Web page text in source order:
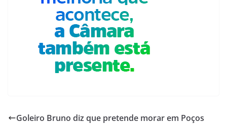
Goleiro Bruno diz que pretende morar em Poços